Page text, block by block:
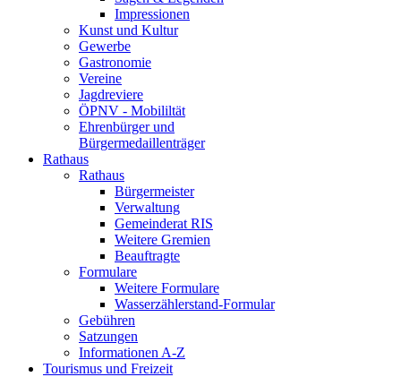
Impressionen
Kunst und Kultur
Gewerbe
Gastronomie
Vereine
Jagdreviere
ÖPNV - Mobililtät
Ehrenbürger und
Bürgermedaillenträger
Rathaus
Rathaus
Bürgermeister
Verwaltung
Gemeinderat RIS
Weitere Gremien
Beauftragte
Formulare
Weitere Formulare
Wasserzählerstand-Formular
Gebühren
Satzungen
Informationen A-Z
Tourismus und Freizeit